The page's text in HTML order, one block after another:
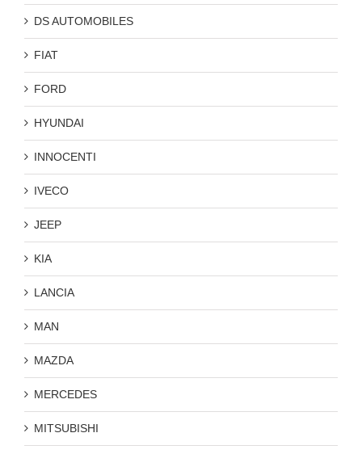
DS AUTOMOBILES
FIAT
FORD
HYUNDAI
INNOCENTI
IVECO
JEEP
KIA
LANCIA
MAN
MAZDA
MERCEDES
MITSUBISHI